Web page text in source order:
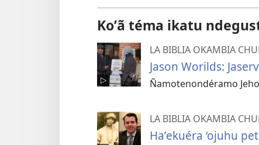
Koʼã téma ikatu
LA BIBLIA OKAMBIA
Jason Worilds:
Ñamotenondéramo
LA BIBLIA OKAMBIA
Haʼekuéra ‘ojuhu